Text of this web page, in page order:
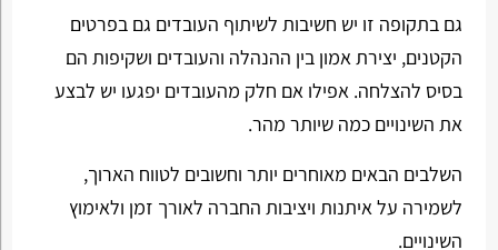
גם בתקופה זו יש חשיבות לשיתוף העובדים גם בפרטים
הקטנים, יצירת אמון בין ההנהלה והעובדים ושקיפות הם
בסיס להצלחה. אפילו אם חלק מהעובדים יפגעו יש לבצע
את השינויים כמה שיותר מהר.
השלבים הבאים מאוחרים יותר וחשובים לטווח הארוך,
לשמירה על איתנות ויציבות החברה לאורך זמן ולאימוץ
השינויים.